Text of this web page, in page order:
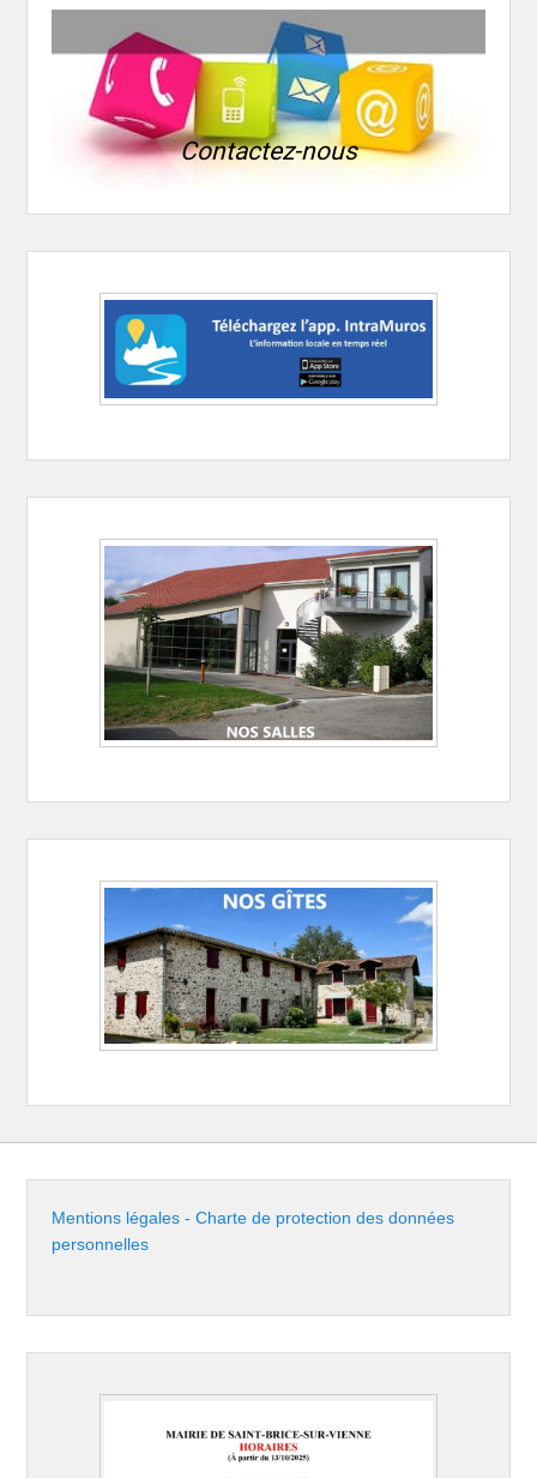
Contactez-nous
Mentions légales - Charte de protection des données
personnelles